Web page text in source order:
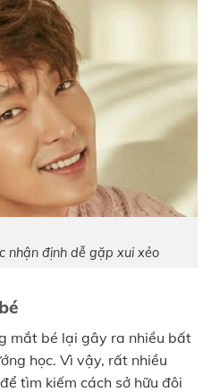
nhận định dễ gặp xui xẻo
mắt bé lại gây ra nhiều bất
học. Vì vậy, rất nhiều
tìm kiếm cách sở hữu đôi